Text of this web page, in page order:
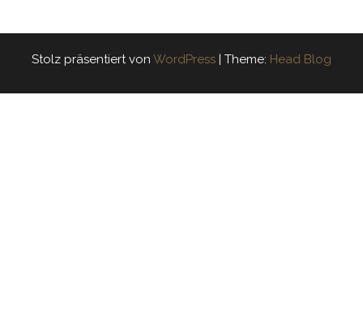
Stolz präsentiert von WordPress | Theme: Head Blog